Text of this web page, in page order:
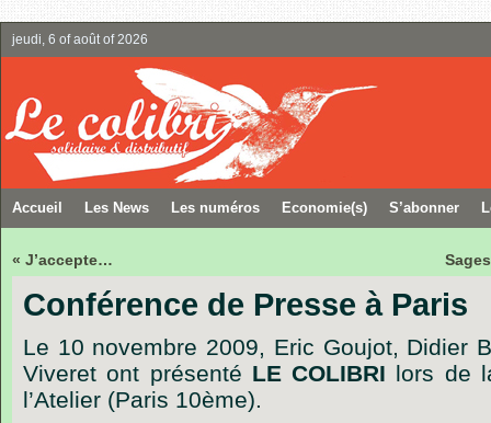
jeudi, 6 of août of 2026
Accueil Les News Les numéros Economie(s) S’abonner
« J’accepte…
Conférence de Presse à Paris
Le 10 novembre 2009, Eric Goujot, Didier
Viveret ont présenté LE COLIBRI lors de
l’Atelier (Paris 10ème).